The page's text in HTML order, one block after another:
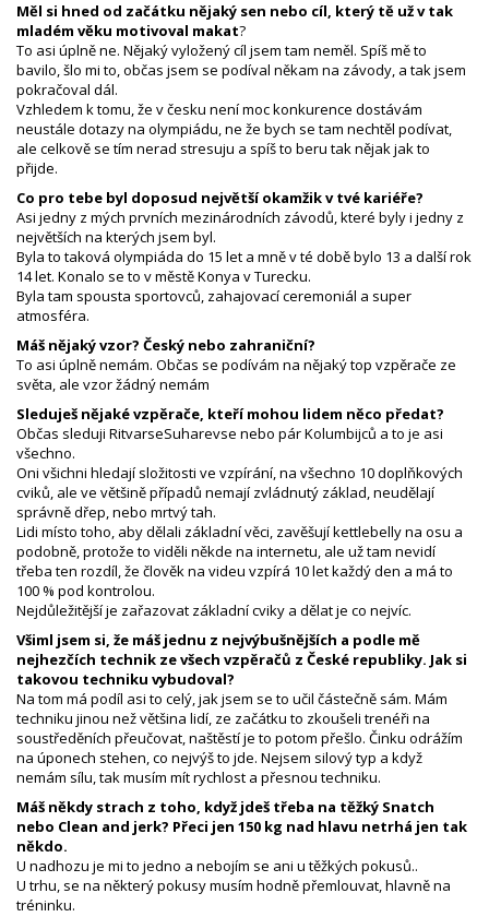
Měl si hned od začátku nějaký sen nebo cíl, který tě už v tak
mladém věku motivoval makat?
To asi úplně ne. Nějaký vyložený cíl jsem tam neměl. Spíš mě to
bavilo, šlo mi to, občas jsem se podíval někam na závody, a tak jsem
pokračoval dál.
Vzhledem k tomu, že v česku není moc konkurence dostávám
neustále dotazy na olympiádu, ne že bych se tam nechtěl podívat,
ale celkově se tím nerad stresuju a spíš to beru tak nějak jak to
přijde.
Co pro tebe byl doposud největší okamžik v tvé kariéře?
Asi jedny z mých prvních mezinárodních závodů, které byly i jedny z
největších na kterých jsem byl.
Byla to taková olympiáda do 15 let a mně v té době bylo 13 a další rok
14 let. Konalo se to v městě Konya v Turecku.
Byla tam spousta sportovců, zahajovací ceremoniál a super
atmosféra.
Máš nějaký vzor? Český nebo zahraniční?
To asi úplně nemám. Občas se podívám na nějaký top vzpěrače ze
světa, ale vzor žádný nemám
Sleduješ nějaké vzpěrače, kteří mohou lidem něco předat?
Občas sleduji RitvarseSuharevse nebo pár Kolumbijců a to je asi
všechno.
Oni všichni hledají složitosti ve vzpírání, na všechno 10 doplňkových
cviků, ale ve většině případů nemají zvládnutý základ, neudělají
správně dřep, nebo mrtvý tah.
Lidi místo toho, aby dělali základní věci, zavěšují kettlebelly na osu a
podobně, protože to viděli někde na internetu, ale už tam nevidí
třeba ten rozdíl, že člověk na videu vzpírá 10 let každý den a má to
100 % pod kontrolou.
Nejdůležitější je zařazovat základní cviky a dělat je co nejvíc.
Všiml jsem si, že máš jednu z nejvýbušnějších a podle mě
nejhezčích technik ze všech vzpěračů z České republiky. Jak si
takovou techniku vybudoval?
Na tom má podíl asi to celý, jak jsem se to učil částečně sám. Mám
techniku jinou než většina lidí, ze začátku to zkoušeli trenéři na
soustředěních přeučovat, naštěstí je to potom přešlo. Činku odrážím
na úponech stehen, co nejvýš to jde. Nejsem silový typ a když
nemám sílu, tak musím mít rychlost a přesnou techniku.
Máš někdy strach z toho, když jdeš třeba na těžký Snatch
nebo Clean and jerk? Přeci jen 150 kg nad hlavu netrhá jen tak
někdo.
U nadhozu je mi to jedno a nebojím se ani u těžkých pokusů..
U trhu, se na některý pokusy musím hodně přemlouvat, hlavně na
tréninku.